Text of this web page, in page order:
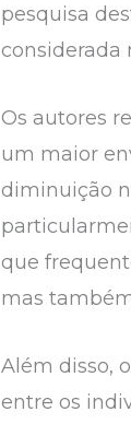
pesquisa
considerada
Os autores
um maior
diminuição
que
mas
Além disso,
entre os